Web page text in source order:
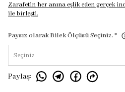
Zarafetin her anına eşlik eden gerçek
ile birleşti.
Paysız olarak Bilek Ölçüsü Seçiniz. *
Seçiniz
Paylaş: